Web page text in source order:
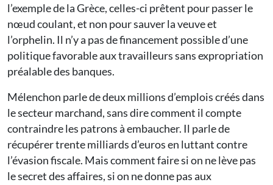
l’exemple de la Grèce, celles-ci prêtent pour passer le
nœud coulant, et non pour sauver la veuve et
l’orphelin. Il n’y a pas de financement possible d’une
politique favorable aux travailleurs sans expropriation
préalable des banques.
Mélenchon parle de deux millions d’emplois créés dans
le secteur marchand, sans dire comment il compte
contraindre les patrons à embaucher. Il parle de
récupérer trente milliards d’euros en luttant contre
l’évasion fiscale. Mais comment faire si on ne lève pas
le secret des affaires, si on ne donne pas aux